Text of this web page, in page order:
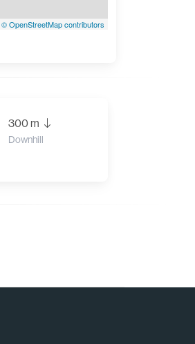
© OpenStreetMap contributors
300 m
Downhill